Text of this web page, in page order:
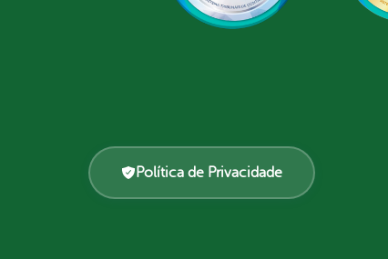
Política de Privacidade